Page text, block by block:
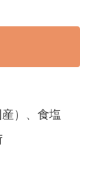
）、食塩